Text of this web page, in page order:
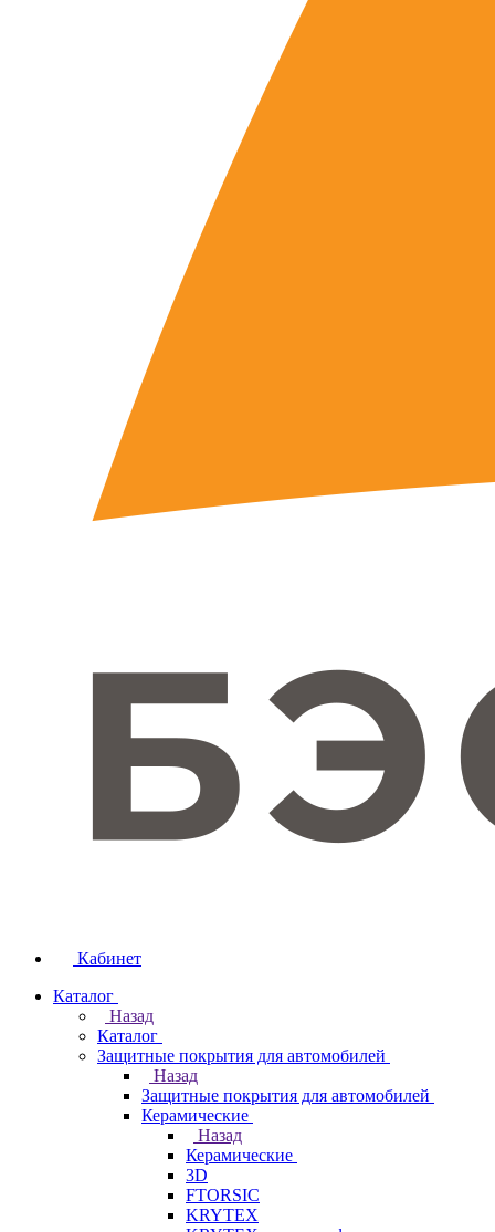
Кабинет
Каталог
Назад
Каталог
Защитные покрытия для автомобилей
Назад
Защитные покрытия для автомобилей
Керамические
Назад
Керамические
3D
FTORSIC
KRYTEX